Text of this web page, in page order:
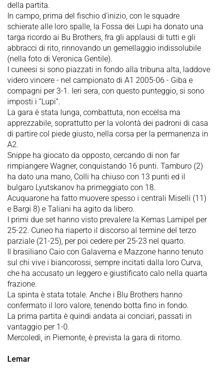
della partita.
In campo, prima del fischio d'inizio, con le squadre
schierate alle loro spalle, la Fossa dei Lupi ha donato una
targa ricordo ai Bu Brothers, fra gli applausi di tutti e gli
abbracci di rito, rinnovando un gemellaggio indissolubile
(nella foto di Veronica Gentile).
I cuneesi si sono piazzati in fondo alla tribuna alta, laddove
videro vincere - nel campionato di A1 2005-06 - Giba e
compagni per 3-1. Ieri sera, con questo punteggio, si sono
imposti i “Lupi”.
La gara è stata lunga, combattuta, non eccelsa ma
apprezzabile, soprattutto per la volontà dei padroni di casa
di partire col piede giusto, nella corsa per la permanenza in
A2.
Snippe ha giocato da opposto, cercando di non far
rimpiangere Wagner, conquistando 16 punti. Tamburo (2)
ha dato una mano, Colli ha chiuso con 13 punti ed il
bulgaro Lyutskanov ha primeggiato con 18.
Acuquarone ha fatto muovere spesso i centrali Miselli (11)
e Bargi 8) e Taliani ha agito da libero.
I primi due set hanno visto prevalere la Kemas Lamipel per
25-22. Cuneo ha riaperto il discorso al termine del terzo
parziale (21-25), per poi cedere per 25-23 nel quarto.
Il brasiliano Caio con Galaverna e Mazzone hanno tenuto
sul chi vive i biancorossi, sempre incitati dalla loro Curva,
che ha accusato un leggero e giustificato calo nella quarta
frazione.
La spinta è stata totale. Anche i Blu Brothers hanno
confermato il loro valore, tenendo botta fino in fondo.
La prima partita è quindi andata ai conciari, passati in
vantaggio per 1-0.
Mercoledì, in Piemonte, è prevista la gara di ritorno.
Lemar